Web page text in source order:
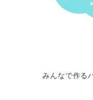
みんなで作る